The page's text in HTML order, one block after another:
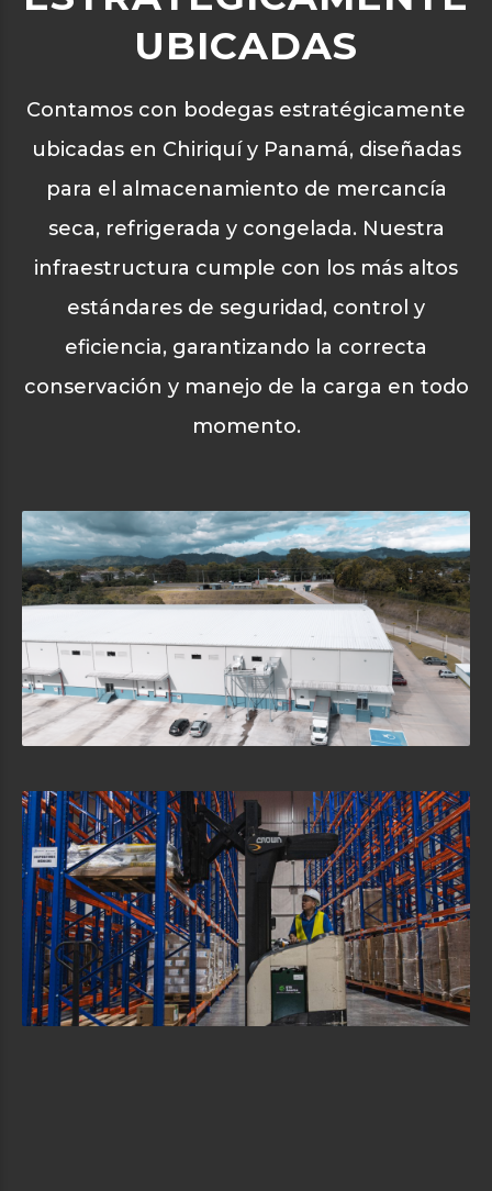
UBICADAS
Contamos con bodegas estratégicamente
ubicadas en Chiriquí y Panamá, diseñadas
para el almacenamiento de mercancía
seca, refrigerada y congelada. Nuestra
infraestructura cumple con los más altos
estándares de seguridad, control y
eficiencia, garantizando la correcta
conservación y manejo de la carga en todo
momento.